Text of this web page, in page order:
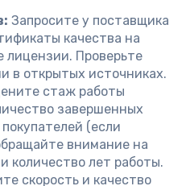
Запросите у поставщика
качества на
лицензии. Проверьте
в открытых источниках.
стаж работы
завершенных
(если
внимание на
количество лет работы.
скорость и качество